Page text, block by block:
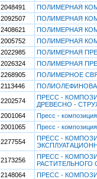
2048491
ПОЛИМЕРНАЯ
2092507
ПОЛИМЕРНАЯ
2408621
ПОЛИМЕРНАЯ
2005752
ПОЛИМЕРНАЯ
2022985
ПОЛИМЕРНАЯ
2026324
ПОЛИМЕРНАЯ
2268905
ПОЛИМЕРНОЕ
2113446
2202574
ПРЕСС -
ДРЕВЕСНО -
2001064
Пресс -
2001065
Пресс -
2277554
ПРЕСС -
2173256
ПРЕСС -
РАСТИТЕЛЬНОГО
2148064
ПРЕСС -